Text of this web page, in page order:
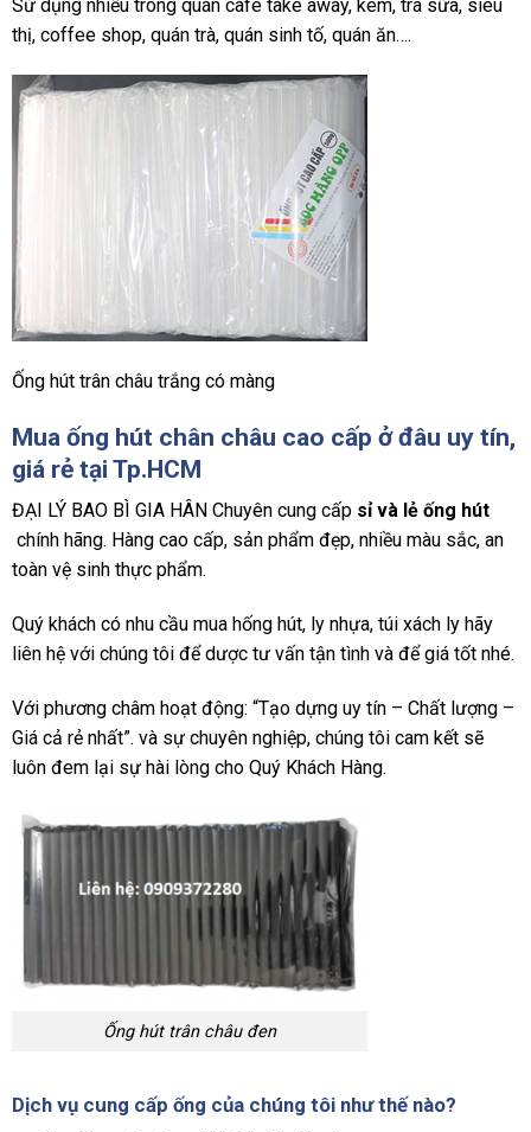
Sử dụng nhiều trong quán cafe take away, kem, trà sữa, siêu
thị, coffee shop, quán trà, quán sinh tố, quán ăn….
Ống hút trân châu trắng có màng
Mua ống hút chân châu cao cấp ở đâu uy tín,
giá rẻ tại Tp.HCM
ĐẠI LÝ BAO BÌ GIA HÂN Chuyên cung cấp sỉ và lẻ ống hút
chính hãng. Hàng cao cấp, sản phẩm đẹp, nhiều màu sắc, an
toàn vệ sinh thực phẩm.
Quý khách có nhu cầu mua hống hút, ly nhựa, túi xách ly hãy
liên hệ với chúng tôi để dược tư vấn tận tình và để giá tốt nhé.
Với phương châm hoạt động: “Tạo dựng uy tín – Chất lượng –
Giá cả rẻ nhất”. và sự chuyên nghiệp, chúng tôi cam kết sẽ
luôn đem lại sự hài lòng cho Quý Khách Hàng.
Ống hút trân châu đen
Dịch vụ cung cấp ống của chúng tôi như thế nào?